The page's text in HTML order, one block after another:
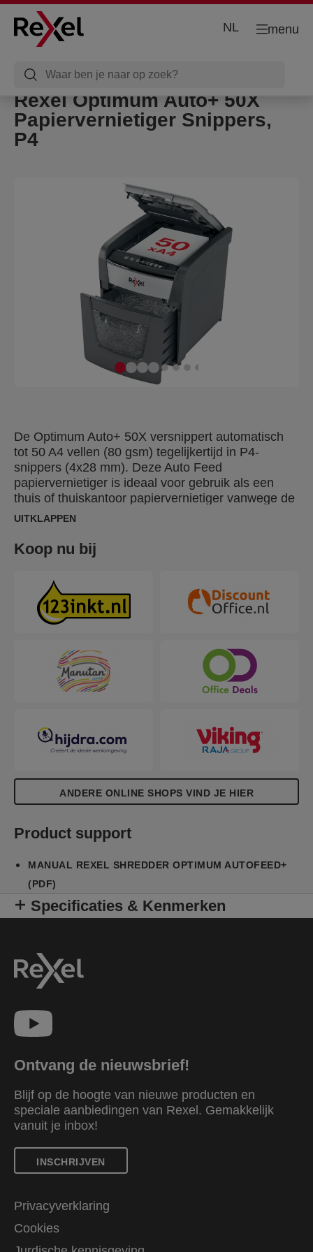
menu
NL
Rexel Optimum Auto+ 50X
Papiervernietiger Snippers,
P4
De Optimum Auto+ 50X versnippert automatisch
tot 50 A4 vellen (80 gsm) tegelijkertijd in P4-
snippers (4x28 mm). Deze Auto Feed
papiervernietiger is ideaal voor gebruik als een
thuis of thuiskantoor papiervernietiger vanwege de
compacte 20L opvangbak. Het is niet nodig om
paper clips te verwijderen, deze automatische
papiervernietiger doet al dit werk voor jou.
UITKLAPPEN
Koop nu bij
ANDERE ONLINE SHOPS VIND JE HIER
Product support
MANUAL REXEL SHREDDER OPTIMUM AUTOFEED+
(PDF)
Specificaties & Kenmerken
Ontvang de nieuwsbrief!
Blijf op de hoogte van nieuwe producten en
speciale aanbiedingen van Rexel. Gemakkelijk
vanuit je inbox!
INSCHRIJVEN
Privacyverklaring
Cookies